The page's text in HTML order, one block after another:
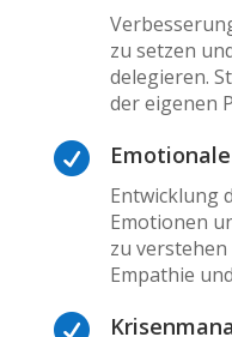
zu setzen
delegieren.
der eigenen

Entwicklung
Emotionen
zu
Empathie